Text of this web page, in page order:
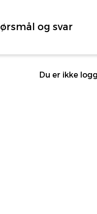
og svar
Du er ikke